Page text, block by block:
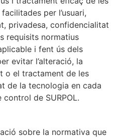
per l’usuari,
privadesa, confidencialitat
requisits normatius
i fent ús dels
evitar l’alteració, la
o el tractament de les
de la tecnologia en cada
control de SURPOL.
sobre la normativa que